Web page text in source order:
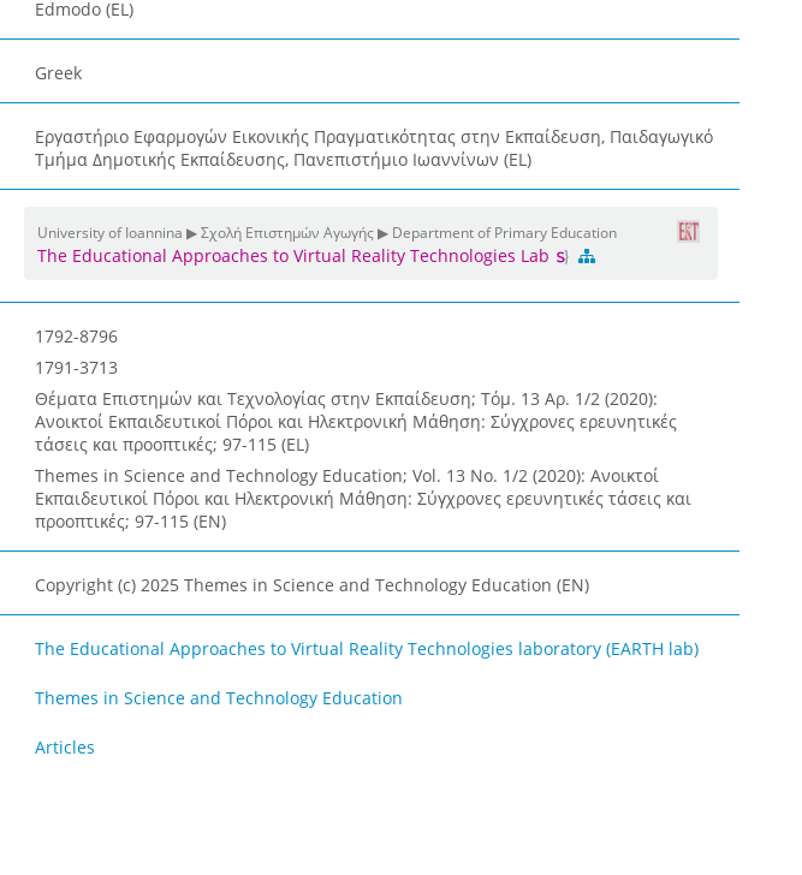
Edmodo (EL)
Greek
Εργαστήριο Εφαρμογών Εικονικής Πραγματικότητας στην Εκπαίδευση, Παιδαγωγικό
Τμήμα Δημοτικής Εκπαίδευσης, Πανεπιστήμιο Ιωαννίνων (EL)
University of Ioannina ▶ Σχολή Επιστημών Αγωγής ▶ Department of Primary Education
The Educational Approaches to Virtual Reality Technologies Lab
1792-8796
1791-3713
Θέματα Επιστημών και Τεχνολογίας στην Εκπαίδευση; Τόμ. 13 Αρ. 1/2 (2020):
Ανοικτοί Εκπαιδευτικοί Πόροι και Ηλεκτρονική Μάθηση: Σύγχρονες ερευνητικές
τάσεις και προοπτικές; 97-115 (EL)
Themes in Science and Technology Education; Vol. 13 No. 1/2 (2020): Ανοικτοί
Εκπαιδευτικοί Πόροι και Ηλεκτρονική Μάθηση: Σύγχρονες ερευνητικές τάσεις και
προοπτικές; 97-115 (EN)
Copyright (c) 2025 Themes in Science and Technology Education (EN)
The Educational Approaches to Virtual Reality Technologies laboratory (EARTH lab)
Themes in Science and Technology Education
Articles